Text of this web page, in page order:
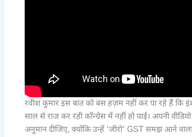
रवीश कुमार इस बात को बस हज़म नहीं कर पा रहे हैं कि
साल से राज कर रही कॉन्ग्रेस में नहीं हो पाई। अपनी
अनुमान दीजिए, क्योंकि उन्हें ‘जीरो’ GST समझ आने